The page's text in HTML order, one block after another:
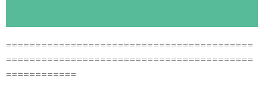
==========================================
==========================================
============